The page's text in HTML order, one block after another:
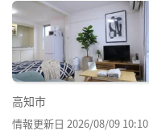
高知市
情報更新日 2026/08/09 10:10